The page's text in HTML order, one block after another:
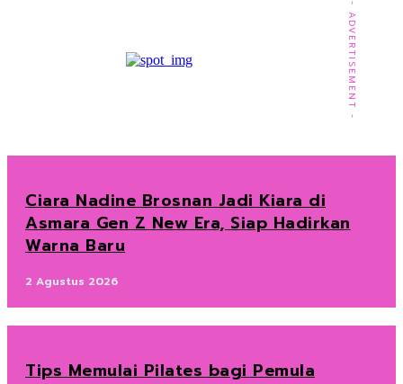
- ADVERTISEMENT -
Ciara Nadine Brosnan Jadi Kiara di
Asmara Gen Z New Era, Siap Hadirkan
Warna Baru
2 Agustus 2026
Tips Memulai Pilates bagi Pemula